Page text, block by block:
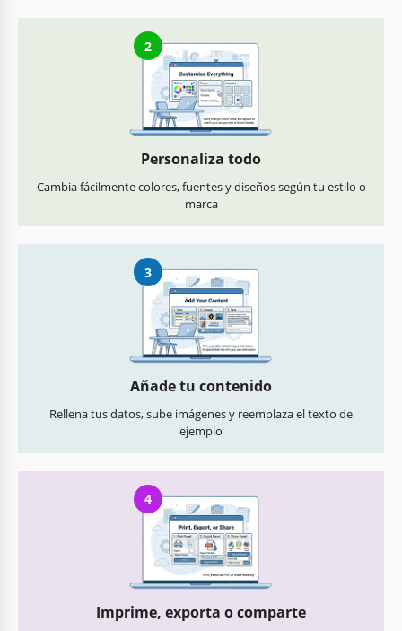
2
Personaliza todo
Cambia fácilmente colores, fuentes y diseños según tu estilo o
marca
3
Añade tu contenido
Rellena tus datos, sube imágenes y reemplaza el texto de
ejemplo
4
Imprime, exporta o comparte